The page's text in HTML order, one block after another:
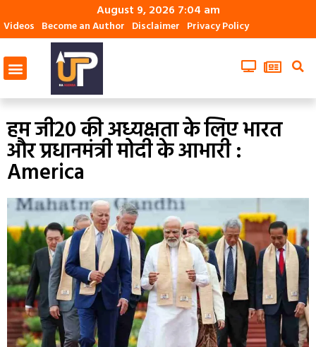
August 9, 2026 7:04 am
Videos Become an Author Disclaimer Privacy Policy
हम जी20 की अध्यक्षता के लिए भारत
और प्रधानमंत्री मोदी के आभारी :
America